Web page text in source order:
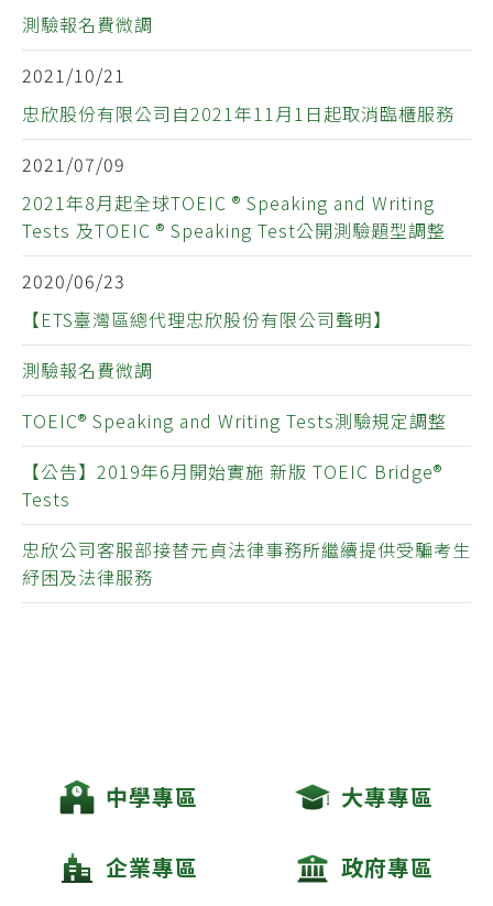
測驗報名費微調
忠欣股份有限公司自2021年11月1日起取消臨櫃服務
2021/10/21
2021年8月起全球TOEIC ® Speaking and Writing
Tests 及TOEIC ® Speaking Test公開測驗題型調整
2021/07/09
【ETS臺灣區總代理忠欣股份有限公司聲明】
2020/06/23
測驗報名費微調
TOEIC® Speaking and Writing Tests測驗規定調整
【公告】2019年6月開始實施 新版 TOEIC Bridge®
Tests
忠欣公司客服部接替元貞法律事務所繼續提供受騙考生
紓困及法律服務
中學專區 大專專區
企業專區 政府專區